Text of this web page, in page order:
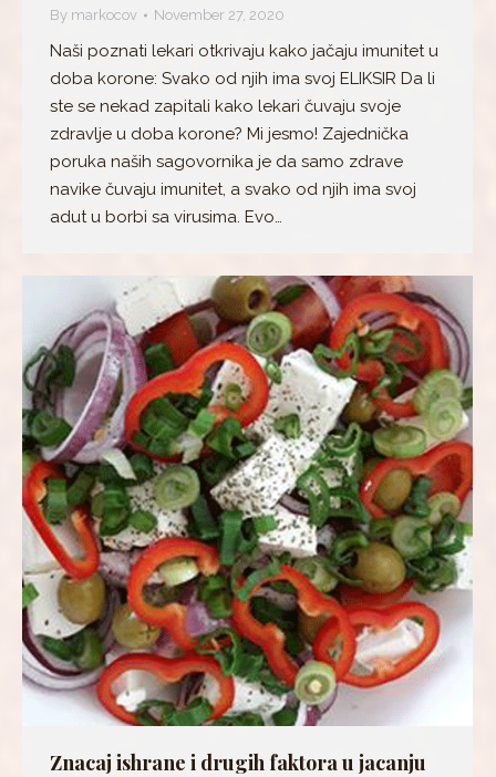
By markocov November 27, 2020
Naši poznati lekari otkrivaju kako jačaju imunitet u
doba korone: Svako od njih ima svoj ELIKSIR Da li
ste se nekad zapitali kako lekari čuvaju svoje
zdravlje u doba korone? Mi jesmo! Zajednička
poruka naših sagovornika je da samo zdrave
navike čuvaju imunitet, a svako od njih ima svoj
adut u borbi sa virusima. Evo…
Znacaj ishrane i drugih faktora u jacanju